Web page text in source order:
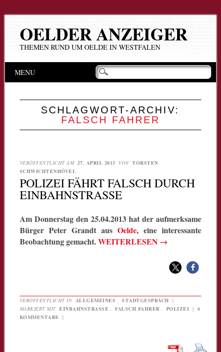
OELDER ANZEIGER
THEMEN RUND UM OELDE IN WESTFALEN
Hauptmenü
Inhalt
MENU
SCHLAGWORT-ARCHIV:
FALSCH FAHRER
VERÖFFENTLICHT AM 27. APRIL 2013 VON TORSTEN
SCHWICHTENHÖVEL
POLIZEI FÄHRT FALSCH DURCH
EINBAHNSTRASSE
Am Donnerstag den 25.04.2013 hat der aufmerksame
Bürger Peter Grandt ausOelde, eine interessante
Beobachtung gemacht.WEITERLESEN →
VERÖFFENTLICHT IN ALLGEMEINES STADTGESPRÄCH |
MARKIERT MIT EINBAHNSTRASSE FALSCH FAHRER POLIZEI | 4
KOMMENTARE |